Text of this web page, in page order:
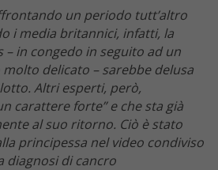
un periodo tutt’altro
i media britannici, infatti, la
– in congedo in seguito ad un
delicato – sarebbe delusa
Altri esperti, però,
carattere forte” e che sta già
al suo ritorno. Ciò è stato
principessa nel video condiviso
diagnosi di cancro